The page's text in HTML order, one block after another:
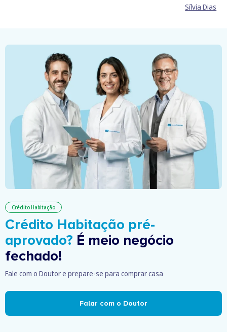
Sílvia Dias
Crédito Habitação
Crédito Habitação pré-
aprovado? É meio negócio
fechado!
Fale com o Doutor e prepare-se para comprar casa
Falar com o Doutor